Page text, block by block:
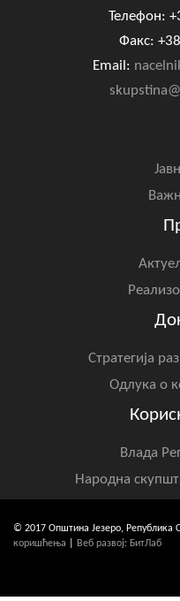
Телефон:
Факс:
Email:
Стратегија
Одлука о
Влада
Народна
© 2017 Општина Језеро, Република
коришћења
Веб развој: БитЛаб